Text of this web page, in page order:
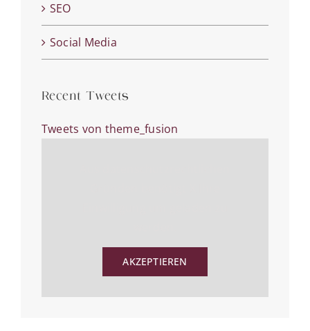
SEO
Social Media
Recent Tweets
Tweets von theme_fusion
AKZEPTIEREN